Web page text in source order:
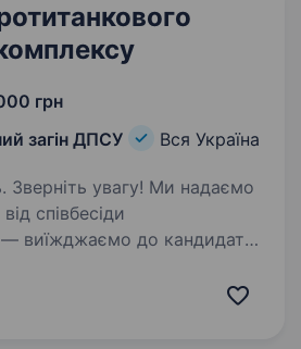
в САМОХІДНИЙ…
грн
загін ДПСУ
Вся Україна
співбесіди
— виїжджаємо до кандидата)
НЕ передбачено. Вимоги: